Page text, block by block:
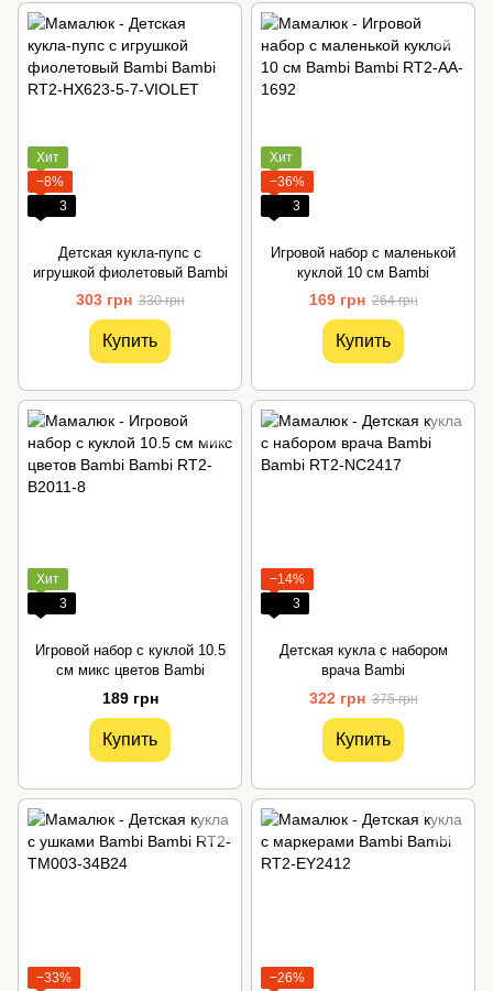
Хит
−8%
3
Детская кукла-пупс с
игрушкой фиолетовый Bambi
303 грн 330 грн
Купить
Хит
−36%
3
Игровой набор с маленькой
куклой 10 см Bambi
169 грн 264 грн
Купить
Хит
3
Игровой набор с куклой 10.5
см микс цветов Bambi
189 грн
Купить
−14%
3
Детская кукла с набором
врача Bambi
322 грн 375 грн
Купить
−33%
−26%